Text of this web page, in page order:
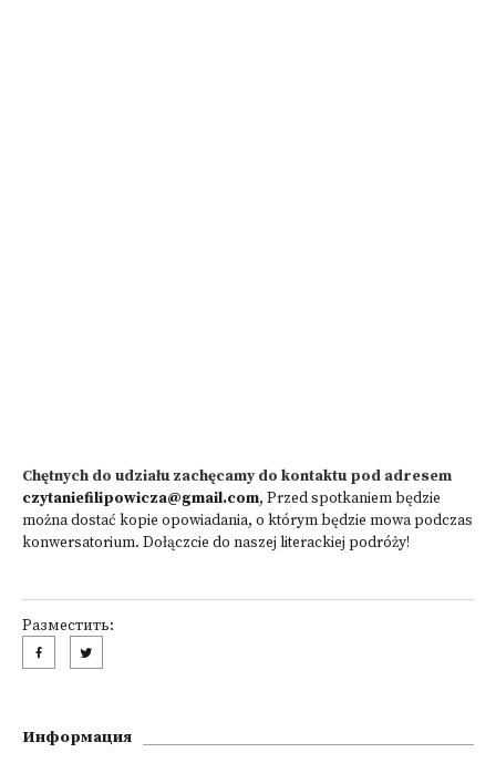
Chętnych do udziału zachęcamy do kontaktu pod adresem
czytaniefilipowicza@gmail.com, Przed spotkaniem będzie
można dostać kopie opowiadania, o którym będzie mowa podczas
konwersatorium. Dołączcie do naszej literackiej podróży!
Разместить:
Информация